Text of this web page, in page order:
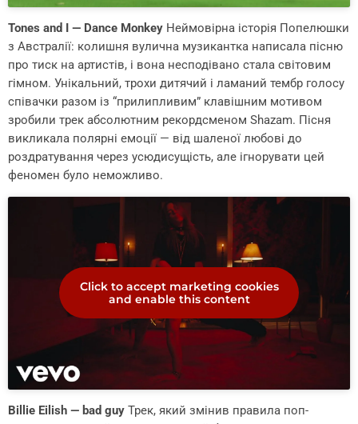
Tones and I — Dance Monkey Неймовірна історія Попелюшки
з Австралії: колишня вулична музикантка написала пісню
про тиск на артистів, і вона несподівано стала світовим
гімном. Унікальний, трохи дитячий і ламаний тембр голосу
співачки разом із “прилипливим” клавішним мотивом
зробили трек абсолютним рекордсменом Shazam. Пісня
викликала полярні емоції — від шаленої любові до
роздратування через усюдисущість, але ігнорувати цей
феномен було неможливо.
Click to accept marketing cookies
and enable this content
Billie Eilish — bad guy Трек, який змінив правила поп-